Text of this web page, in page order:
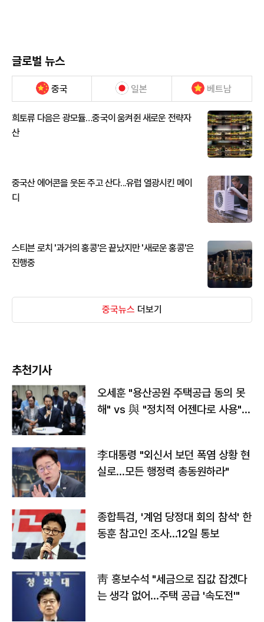
글로벌 뉴스
중국 일본 베트남
희토류 다음은 광모듈…중국이 움켜쥔 새로운 전략자
산
중국산 에어콘을 웃돈 주고 산다...유럽 열광시킨 메이
디
스티븐 로치 '과거의 홍콩'은 끝났지만 '새로운 홍콩'은
진행중
중국뉴스 더보기
추천기사
오세훈 "용산공원 주택공급 동의 못
해" vs 與 "정치적 어젠다로 사용"
李대통령 "외신서 보던 폭염 상황 현
실로…모든 행정력 총동원하라"
종합특검, '계엄 당정대 회의 참석' 한
동훈 참고인 조사...12일 통보
靑 홍보수석 "세금으로 집값 잡겠다
는 생각 없어…주택 공급 '속도전'"